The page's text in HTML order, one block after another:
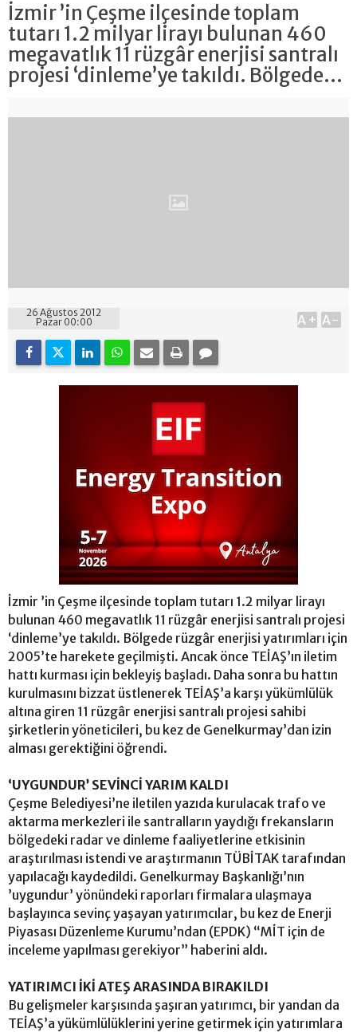
İzmir ’in Çeşme ilçesinde toplam
tutarı 1.2 milyar lirayı bulunan 460
megavatlık 11 rüzgâr enerjisi santralı
projesi ‘dinleme’ye takıldı. Bölgede...
26 Ağustos 2012
Pazar 00:00
A+ A-
İzmir ’in Çeşme ilçesinde toplam tutarı 1.2 milyar lirayı
bulunan 460 megavatlık 11 rüzgâr enerjisi santralı projesi
‘dinleme’ye takıldı. Bölgede rüzgâr enerjisi yatırımları için
2005’te harekete geçilmişti. Ancak önce TEİAŞ’ın iletim
hattı kurması için bekleyiş başladı. Daha sonra bu hattın
kurulmasını bizzat üstlenerek TEİAŞ’a karşı yükümlülük
altına giren 11 rüzgâr enerjisi santralı projesi sahibi
şirketlerin yöneticileri, bu kez de Genelkurmay’dan izin
alması gerektiğini öğrendi.
‘UYGUNDUR’ SEVİNCİ YARIM KALDI
Çeşme Belediyesi’ne iletilen yazıda kurulacak trafo ve
aktarma merkezleri ile santralların yaydığı frekansların
bölgedeki radar ve dinleme faaliyetlerine etkisinin
araştırılması istendi ve araştırmanın TÜBİTAK tarafından
yapılacağı kaydedildi. Genelkurmay Başkanlığı’nın
’uygundur’ yönündeki raporları firmalara ulaşmaya
başlayınca sevinç yaşayan yatırımcılar, bu kez de Enerji
Piyasası Düzenleme Kurumu’ndan (EPDK) “MİT için de
inceleme yapılması gerekiyor” haberini aldı.
YATIRIMCI İKİ ATEŞ ARASINDA BIRAKILDI
Bu gelişmeler karşısında şaşıran yatırımcı, bir yandan da
TEİAŞ’a yükümlülüklerini yerine getirmek için yatırımlara